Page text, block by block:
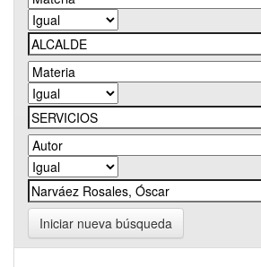
Iniciar nueva búsqueda